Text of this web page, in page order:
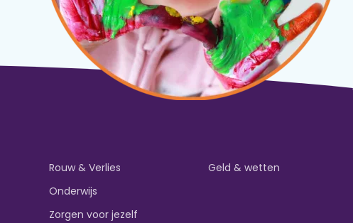
Rouw & Verlies
Onderwijs
Zorgen voor jezelf
Geld & wetten